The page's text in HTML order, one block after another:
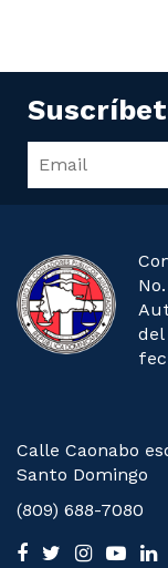
del
Calle Caonabo
Santo Domingo
(809) 688-7080